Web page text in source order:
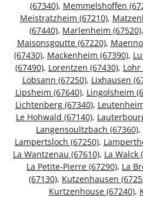
(67340), Memmelshoffen
Meistratzheim (67210),
(67440), Marlenheim (67520),
Maisonsgoutte (67220),
(67430), Mackenheim (67390),
(67490), Lorentzen (67430), Lohr
Lobsann (67250), Lixhausen
Lipsheim (67640), Lingolsheim
Lichtenberg (67340),
Le Hohwald (67140),
Langensoultzbach (67360),
Lampertsloch (67250),
La Wantzenau (67610), La Walck
La Petite-Pierre (67290), La
(67130), Kutzenhausen
Kurtzenhouse (67240),